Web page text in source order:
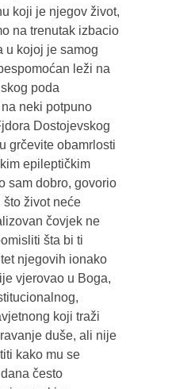
koji je njegov život,
na trenutak izbacio
u kojoj je samog
leži na
poda
neki potpuno
Dostojevskog
grčevite obamrlosti
epileptičkim
sam dobro, govorio
život neće
čovjek ne
šta bi ti
njegovih ionako
vjerovao u Boga,
koji traži
duše, ali nije
kako mu se
često